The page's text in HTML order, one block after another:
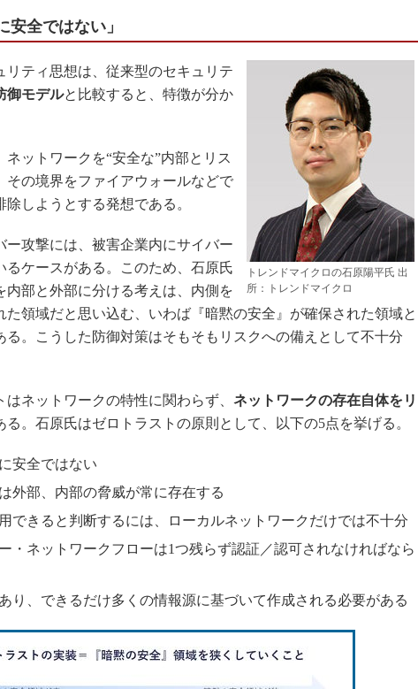
安全ではない」
トレンドマイクロの石原陽平氏 出
所：トレンドマイクロ
ティ思想は、従来型のセキュリテ
御モデルと比較すると、特徴が分か
ットワークを“安全な”内部とリス
その境界をファイアウォールなどで
しようとする発想である。
攻撃には、被害企業内にサイバー
るケースがある。このため、石原氏
内部と外部に分ける考えは、内側を
た領域だと思い込む、いわば『暗黙の安全』が確保された領域と
る。こうした防御対策はそもそもリスクへの備えとして不十分
ネットワークの特性に関わらず、 ネットワークの存在自体をリ
る。石原氏はゼロトラストの原則として、以下の5点を挙げる。
安全ではない
外部、内部の脅威が常に存在する
できると判断するには、ローカルネットワークだけでは不十分
・ネットワークフローは1つ残らず認証／認可されなければなら
り、できるだけ多くの情報源に基づいて作成される必要がある